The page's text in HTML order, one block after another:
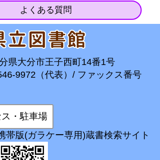
よくある質問
県大分市王子西町14番1号
9972（代表）/ ファックス番号
・駐車場
帯版(ガラケー専用)蔵書検索サイト